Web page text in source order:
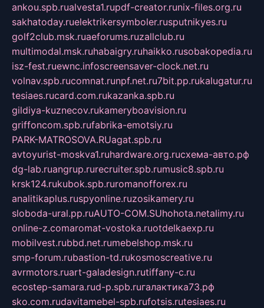
ankou.spb.rualvesta1.rupdf-creator.runix-files.org.ru
sakhatoday.ruelektrikersymboler.rusputnikyes.ru
golf2club.msk.ruaeforums.ruzallclub.ru
multimodal.msk.ruhabaigry.ruhaikko.rusobakopedia.ru
isz-fest.ruewnc.infoscreensaver-clock.net.ru
volnav.spb.rucomnat.runpf.net.ru7bit.pp.rukalugatur.ru
tesiaes.rucard.com.rukazanka.spb.ru
gildiya-kuznecov.rukameryboavision.ru
griffoncom.spb.rufabrika-emotsiy.ru
PARK-MATROSOVA.RUagat.spb.ru
avtoyurist-moskva1.ruhardware.org.ruсхема-авто.рф
dg-lab.ruangrup.rurecruiter.spb.rumusic8.spb.ru
krsk124.rukubok.spb.ruromanofforex.ru
analitikaplus.ruspyonline.ruzosikamery.ru
sloboda-ural.pp.ruAUTO-COM.SUhohota.netalimy.ru
online-z.comaromat-vostoka.ruotdelkaexp.ru
mobilvest.rubbd.net.rumebelshop.msk.ru
smp-forum.rubastion-td.rukosmoscreative.ru
avrmotors.ruart-galadesign.rutiffany-c.ru
ecostep-samara.rud-p.spb.ruгалактика73.рф
sko.com.rudavitamebel-spb.rufotsis.rutesiaes.ru